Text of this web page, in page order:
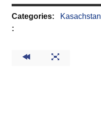
Categories:
Kasachstan
: